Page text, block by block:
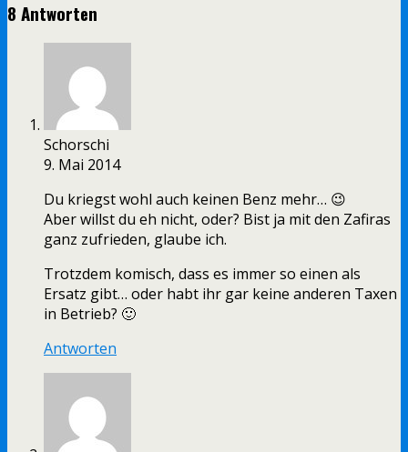
8 Antworten
Schorschi
9. Mai 2014
Du kriegst wohl auch keinen Benz mehr… 😉
Aber willst du eh nicht, oder? Bist ja mit den Zafiras
ganz zufrieden, glaube ich.
Trotzdem komisch, dass es immer so einen als
Ersatz gibt… oder habt ihr gar keine anderen Taxen
in Betrieb? 🙂
Antworten